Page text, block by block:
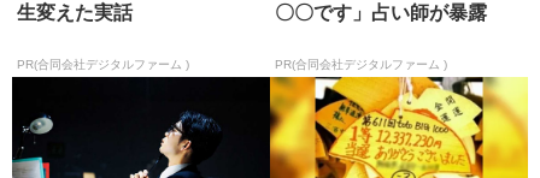
生変えた実話
PR(合同会社デジタルファーム )
〇〇です」占い師が暴露
PR(合同会社デジタルファーム )